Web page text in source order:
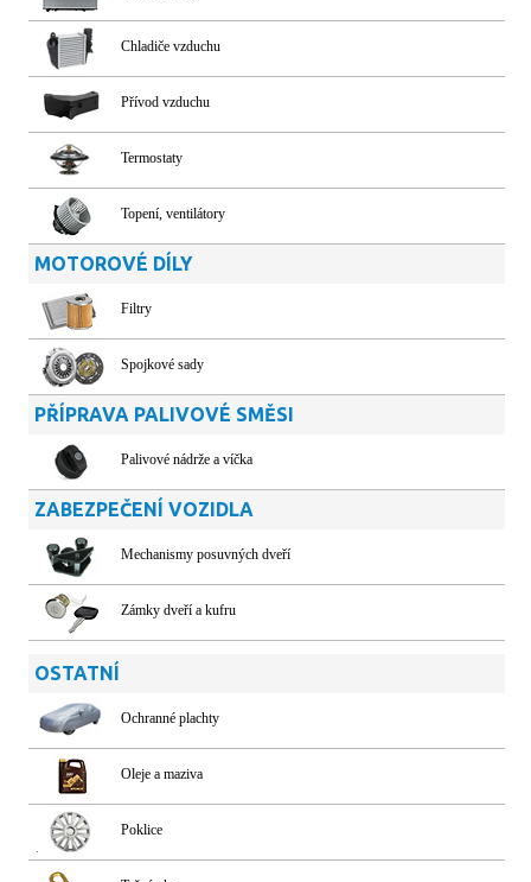
Chladiče vzduchu
Přívod vzduchu
Termostaty
Topení, ventilátory
MOTOROVÉ DÍLY
Filtry
Spojkové sady
PŘÍPRAVA PALIVOVÉ SMĚSI
Palivové nádrže a víčka
ZABEZPEČENÍ VOZIDLA
Mechanismy posuvných dveří
Zámky dveří a kufru
OSTATNÍ
Ochranné plachty
Oleje a maziva
Poklice